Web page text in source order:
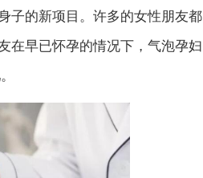
子的新项目。许多的女性朋友都
在早已怀孕的情况下，气泡孕妇